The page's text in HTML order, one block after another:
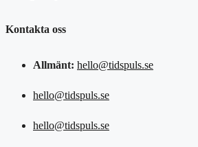
Kontakta oss
Allmänt: hello@tidspuls.se
hello@tidspuls.se
hello@tidspuls.se